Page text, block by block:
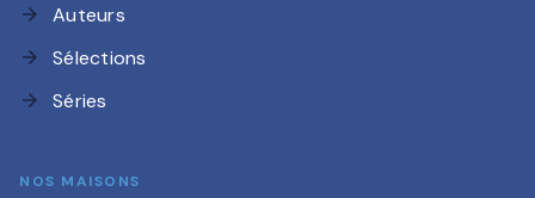
arrow_forward Auteurs
arrow_forward Sélections
arrow_forward Séries
NOS MAISONS